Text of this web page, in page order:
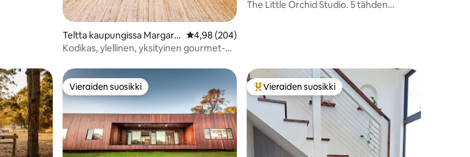
Teltta kaupungissa Margare
t River
Keskimääräinen arvio 4,98/5, 204 arvostelua
4,98 (204)
Kodikas, ylellinen, yksityinen gourmet-
rgaret River
The Little Orchid Studio. 5 tähden
Vieraiden suosikki
Vieraiden suosikki Vieraiden suosikkien parhaimmistoa
Vieraiden suosikki